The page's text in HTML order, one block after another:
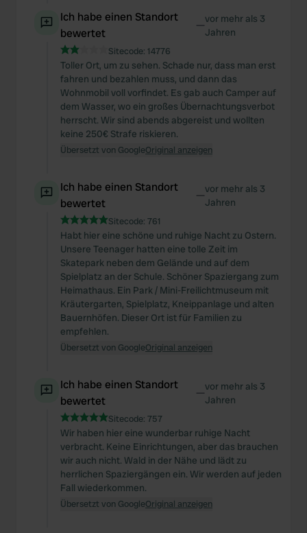
Ich habe einen Standort
bewertet
—vor mehr als 3
Jahren
Sitecode: 14776
Toller Ort, um zu sehen. Schade nur, dass man erst
fahren und bezahlen muss, und dann das
Wohnmobil voll vorfindet. Es gab auch Camper auf
dem Wasser, wo ein großes Übernachtungsverbot
herrscht. Wir sind abends abgereist und wollten
keine 250€ Strafe riskieren.
Übersetzt von GoogleOriginal anzeigen
Ich habe einen Standort
bewertet
—vor mehr als 3
Jahren
Sitecode: 761
Habt hier eine schöne und ruhige Nacht zu Ostern.
Unsere Teenager hatten eine tolle Zeit im
Skatepark neben dem Gelände und auf dem
Spielplatz an der Schule. Schöner Spaziergang zum
Heimathaus. Ein Park / Mini-Freilichtmuseum mit
Kräutergarten, Spielplatz, Kneippanlage und alten
Bauernhöfen. Dieser Ort ist für Familien zu
empfehlen.
Übersetzt von GoogleOriginal anzeigen
Ich habe einen Standort
bewertet
—vor mehr als 3
Jahren
Sitecode: 757
Wir haben hier eine wunderbar ruhige Nacht
verbracht. Keine Einrichtungen, aber das brauchen
wir auch nicht. Wald in der Nähe und lädt zu
herrlichen Spaziergängen ein. Wir werden auf jeden
Fall wiederkommen.
Übersetzt von GoogleOriginal anzeigen